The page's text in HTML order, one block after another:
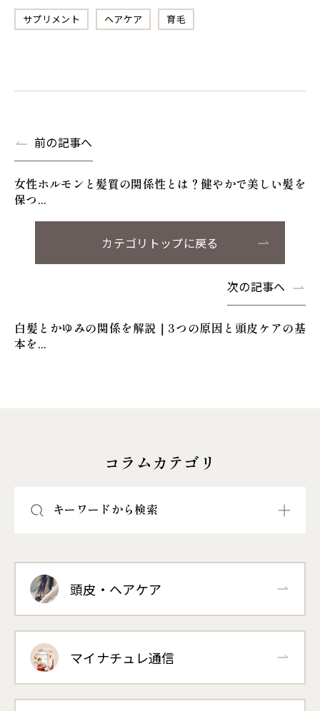
サプリメント ヘアケア 育毛
前の記事へ
女性ホルモンと髪質の関係性とは？健やかで美しい髪を
保つ...
カテゴリトップに戻る
次の記事へ
白髪とかゆみの関係を解説｜3つの原因と頭皮ケアの基
本を...
コラムカテゴリ
キーワードから検索
頭皮・ヘアケア
マイナチュレ通信